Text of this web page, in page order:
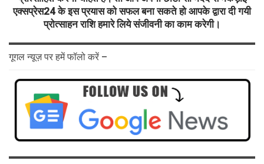
एक्सप्रेस24 के इस प्रयास को सफल बना सकते हो आपके द्वारा दी गयी
प्रोत्साहन राशि हमारे लिये संजीवनी का काम करेगी।
गूगल न्यूज़ पर हमें फॉलो करें –